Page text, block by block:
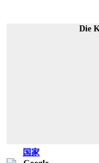
Die
国家